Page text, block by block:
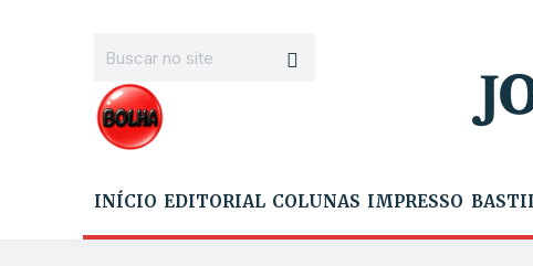
INÍCIO EDITORIAL COLUNAS IMPRESSO